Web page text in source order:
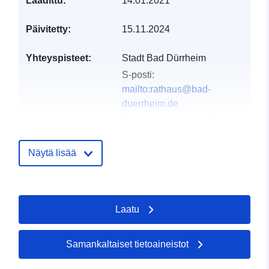
Päivitetty: 15.11.2024
Yhteyspisteet:
Stadt Bad Dürrheim
S-posti:
mailto:rathaus@bad-
duerrheim.de
koskeva rekisteri:
Lisätty dataan.europa.eu:
January 2026
Päivitetty data.europa.eu:
August 2026
Näytä lisää
Laatu
Samankaltaiset tietoaineistot